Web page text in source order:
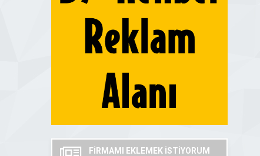
FİRMAMI EKLEMEK İSTİYORUM